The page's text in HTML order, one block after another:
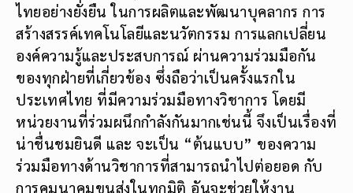
ไทยอย่างยั่งยืน ในการผลิตและพัฒนาบุคลากร การ
สร้างสรรค์เทคโนโลยีและนวัตกรรม การแลกเปลี่ยน
องค์ความรู้และประสบการณ์ ผ่านความร่วมมือกัน
ของทุกฝ่ายที่เกี่ยวข้อง ซึ่งถือว่าเป็นครั้งแรกใน
ประเทศไทย ที่มีความร่วมมือทางวิชาการ โดยมี
หน่วยงานที่ร่วมผนึกกำลังกันมากเช่นนี้ จึงเป็นเรื่องที่
น่าชื่นชมยินดี และ จะเป็น “ต้นแบบ” ของความ
ร่วมมือทางด้านวิชาการที่สามารถนำไปต่อยอด กับ
การคมนาคมขนส่งในทุกมิติ อันจะช่วยให้งาน